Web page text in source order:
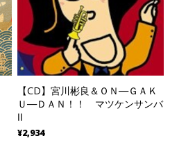
【CD】宮川彬良＆ＯＮ―ＧＡＫ
Ｕ―ＤＡＮ！！ マツケンサンバ
Ⅱ
¥2,934